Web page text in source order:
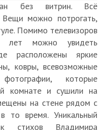
без витрин. Всё
Вещи можно потрогать,
Помимо телевизоров
лет можно увидеть
расположены яркие
ковры, всевозможные
которые
комнате и сушили на
на стене рядом с
то время. Уникальный
стихов Владимира